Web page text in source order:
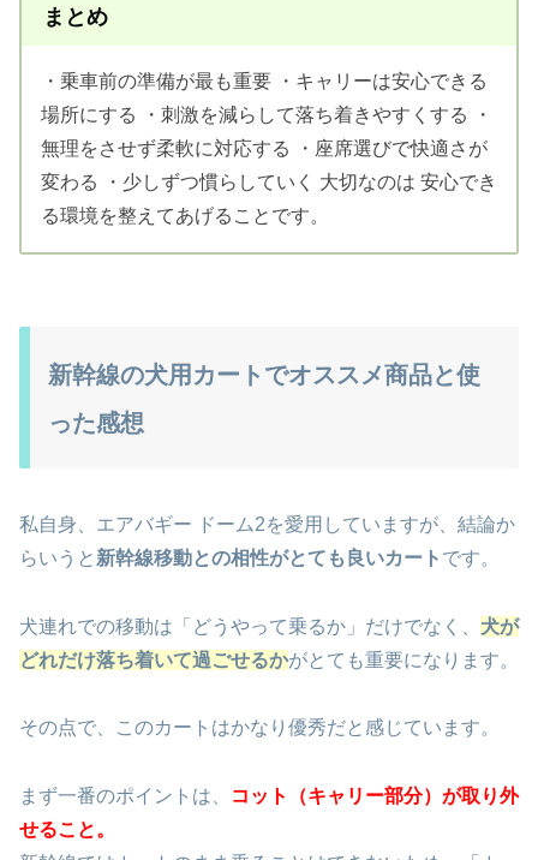
まとめ
・乗車前の準備が最も重要 ・キャリーは安心できる
場所にする ・刺激を減らして落ち着きやすくする ・
無理をさせず柔軟に対応する ・座席選びで快適さが
変わる ・少しずつ慣らしていく 大切なのは 安心でき
る環境を整えてあげることです。
新幹線の犬用カートでオススメ商品と使
った感想
私自身、エアバギー ドーム2を愛用していますが、結論か
らいうと 新幹線移動との相性がとても良いカート です。
犬連れでの移動は「どうやって乗るか」だけでなく、 犬が
どれだけ落ち着いて過ごせるかがとても重要になります。
その点で、このカートはかなり優秀だと感じています。
まず一番のポイントは、
コット（キャリー部分）が取り外
せること。